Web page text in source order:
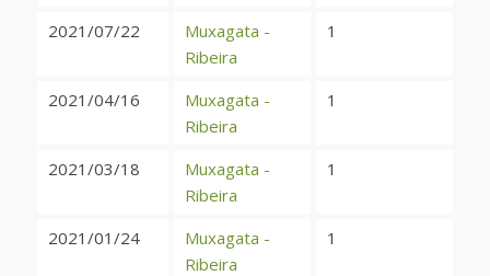
2021/07/22
Muxagata -
Ribeira
1
2021/04/16
Muxagata -
Ribeira
1
2021/03/18
Muxagata -
Ribeira
1
2021/01/24
Muxagata -
Ribeira
1